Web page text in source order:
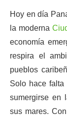
Hoy en día
la moderna
economía
respira el
pueblos
Solo hace
sumergirse en
sus mares.